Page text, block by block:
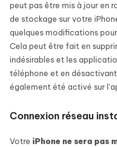
peut pas être mis à jour en
de stockage sur votre
quelques modifications
Cela peut être fait en
indésirables et les
téléphone et en
également été activé sur
Connexion réseau
Votre iPhone ne sera pas